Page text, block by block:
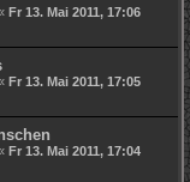
Fr 13. Mai 2011, 17:06
Fr 13. Mai 2011, 17:05
Fr 13. Mai 2011, 17:04